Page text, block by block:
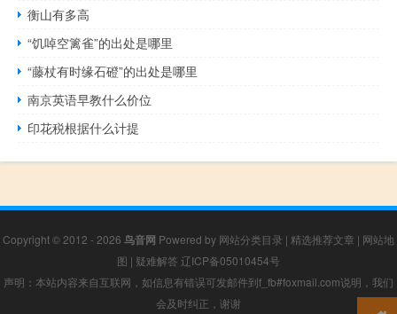
衡山有多高
“饥啅空篱雀”的出处是哪里
“藤杖有时缘石磴”的出处是哪里
南京英语早教什么价位
印花税根据什么计提
Copyright © 2012 - 2026 鸟音网 Powered by 网站分类目录 | 精选推荐文章 | 网站地
图 | 疑难解答 辽ICP备05010454号
声明：本站内容来自互联网，如信息有错误可发邮件到f_fb#foxmail.com说明，我们
会及时纠正，谢谢